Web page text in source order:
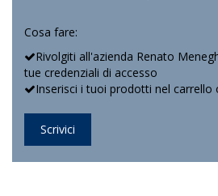
Cosa fare:
Rivolgiti all'azienda Renato
tue credenziali di accesso
Inserisci i tuoi prodotti nel carrello
Scrivici